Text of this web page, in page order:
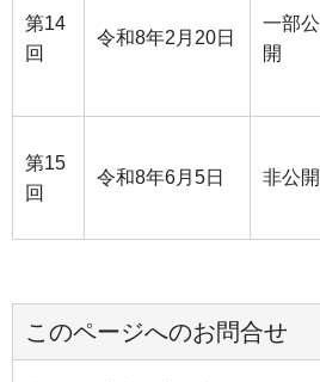
第14
回
令和8年2月20日
一部公
開
第15
回
令和8年6月5日 非公開
このページへのお問合せ